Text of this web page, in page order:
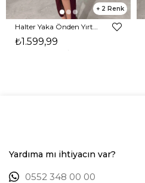
2
₺1.599,99
Yardıma mı ihtiyacın var?
0552 348 00 00